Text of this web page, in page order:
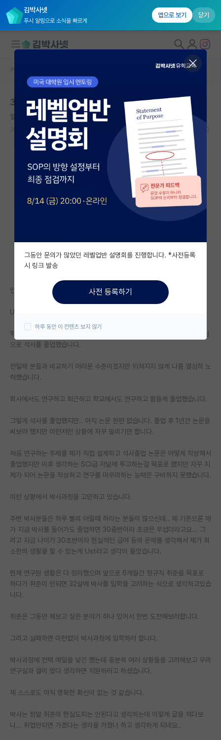
김박사넷
푸시 알림으로 소식을 빠르게
앱으로 보기 닫기
대학원생 모집
국내대학원 정보
연구실&오픈랩
커뮤니티
커뮤니티 홈
전체글보기
베스트 게시판
자유 게시판(아무개랩)
미국 유학 게시판
미국 대학원 합격 후기 게시판
대학원생 모집 게시판
연구실(PI) 홍보 게시판
임용 정보 게시판
학부 인턴 게시판
취업 게시판
PI 전용 게시판
인문사회 계열 게시판
특수/전문대학원 게시판
반도체/AI 게시판
장학금/장학생 게시판
학술 정보 게시판
홍보 게시판
커리어
유학교육
이벤트
반도체 아카데미
재팬라운지 🌸
커뮤니티 홈
31살 박사과정 고민입니다
열정적인 존 필즈
2025.05.25 9 8647
안녕하세요
Ust 박사과정에 입학해야하는지 고민중에 있습니다.
학부졸업하고 계약직 연구원 하다가 기회를 찾아 계약직 신분으로 파트타임
으로 석사를 졸업했습니다.
전일제 분들과 비교하기 어려운 수준이겠지만 뒤쳐지지 않게 나름 열심히 노
력했습니다.
회사에서도 연구하고 퇴근하고 학교에서도 연구하고 힘들게 졸업했습니다.
그렇게 석사를 졸업했지만.. 아직 논문 한편 없습니다. 졸업 후 1년간 논문을
써보려 했지만 이런저런 상황에 자꾸 밀리기만 합니다.
처음 연구하는 주제를 제가 직접 설계하고 석사졸업 논문은 어떻게 작성해서
졸업했지만 이후 생각하는 SCI급 저널에 투고하는걸 목표로 했지만 자꾸 지
체가 되어 논문을 작성하고 연구를 마무리하는 능력은 구비하지 못했습니다.
이런 상황에서 박사과정을 고민하고 있습니다.
주변 박사분들은 하루 빨리 어릴때 하라는 분들이 많으신데.. 제 기준으론 제
가 지금 박사를 들어가도 졸업하면 30중반이라 조금은 무섭더라고요... 그
리고 지금 나이가 30초반이라 현실적인 급여 등의 문제를 생각해서 제가 최
소한의 생활을 할 수 있는게 Ust라고 생각이 들었습니다.
현재 연구원 생활은 다 정리했으며 앞으로 6개월간 정규직 취준을 목표로
하다가 취준이 안되면 32살에 박사를 입학을 고려하는 식으로 생각하고있습
니다.
취준은 그동안 해보고 싶은 분야가 하나 있어서 한번 도전해보려합니다.
그리고 실패하면 미련없이 박사과정에 입학하려 합니다.
박사과정에 컨택 메일을 넣긴 했는데 충분히 여러 상황들을 고려해보고 우리
연구실과 결이 맞다 생각하면 지원하라고 하셨습니다.
제 스스로도 아직 명확한 확신이 없는 것 같습니다.
박사는 정말 취준의 현실도피는 안된다고 생각하는데 이렇게 글을 적다보
니... 취업안되면 가겠다는 생각을 가졌나 하고 생각하게 되네요..
그동안 문의가 많았던 레벨업반 설명회를 진행합니다. *사전등록
시 링크 발송
사전 등록하기
하루 동안 이 컨텐츠 보지 않기